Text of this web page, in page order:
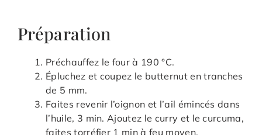
Préparation
Préchauffez le four à 190 °C.
Épluchez et coupez le butternut en tranches
de 5 mm.
Faites revenir l’oignon et l’ail émincés dans
l’huile, 3 min. Ajoutez le curry et le curcuma,
faites torréfier 1 min à feu moyen.